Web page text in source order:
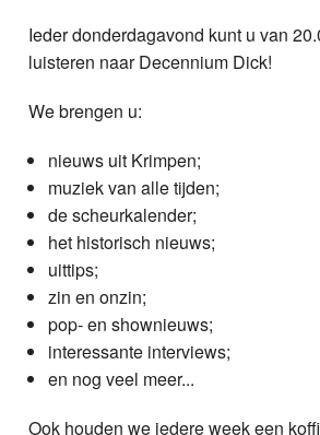
Video
Ieder donderdagavond kunt u van
luisteren naar Decennium Dick!
We brengen u:
nieuws uit Krimpen;
muziek van alle tijden;
de scheurkalender;
het historisch nieuws;
uittips;
zin en onzin;
pop- en shownieuws;
interessante interviews;
en nog veel meer...
Ook houden we iedere week een